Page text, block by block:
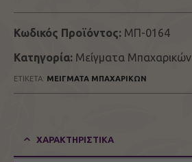
Κωδικός Προϊόντος: ΜΠ-0164
Κατηγορία: Μείγματα Μπαχαρικών
ΕΤΙΚΈΤΑ: ΜΕΊΓΜΑΤΑ ΜΠΑΧΑΡΙΚΏΝ
ΧΑΡΑΚΤΗΡΙΣΤΙΚΆ